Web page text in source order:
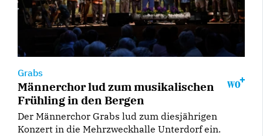
Grabs
Männerchor lud zum musikalischen
Frühling in den Bergen
Der Männerchor Grabs lud zum diesjährigen
Konzert in die Mehrzweckhalle Unterdorf ein.